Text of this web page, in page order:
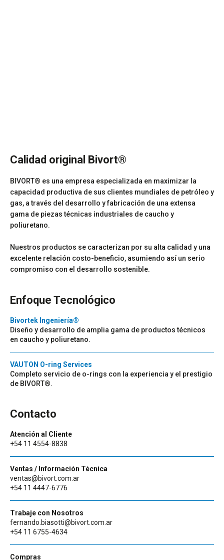
Calidad original Bivort®
BIVORT® es una empresa especializada en maximizar la
capacidad productiva de sus clientes mundiales de petróleo y
gas, a través del desarrollo y fabricación de una extensa
gama de piezas técnicas industriales de caucho y
poliuretano.
Nuestros productos se caracterizan por su alta calidad y una
excelente relación costo-beneficio, asumiendo así un serio
compromiso con el desarrollo sostenible.
Enfoque Tecnológico
Bivortek Ingeniería®
Diseño y desarrollo de amplia gama de productos técnicos
en caucho y poliuretano.
VAUTON O-ring Services
Completo servicio de o-rings con la experiencia y el prestigio
de BIVORT®.
Contacto
Atención al Cliente
+54 11 4554-8838
Ventas / Información Técnica
ventas@bivort.com.ar
+54 11 4447-6776
Trabaje con Nosotros
fernando.biasotti@bivort.com.ar
+54 11 6755-4634
Compras